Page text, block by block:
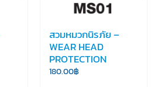
สวมหมวกนิรภัย –
WEAR HEAD
PROTECTION
180.00฿